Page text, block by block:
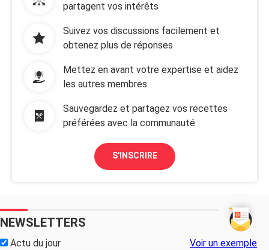
partagent vos intérêts
Suivez vos discussions facilement et
obtenez plus de réponses
Mettez en avant votre expertise et aidez
les autres membres
Sauvegardez et partagez vos recettes
préférées avec la communauté
S'INSCRIRE
NEWSLETTERS
Actu du jour Voir un exemple